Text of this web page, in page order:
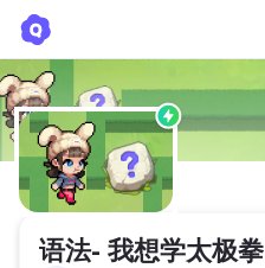
语法- 我想学太极拳